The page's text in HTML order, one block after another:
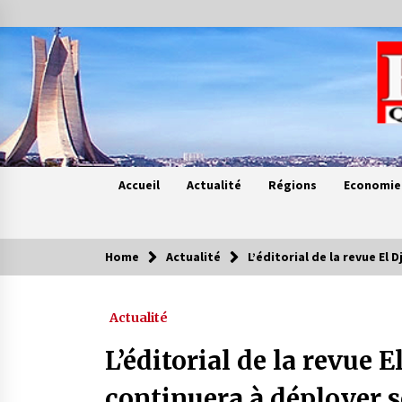
to
content
Accueil Actualité Régions Economie
Contes de chez nous
4 ans ago
Home Actualité L’éditorial de la revue El
Actualité
L’éditorial de la revue